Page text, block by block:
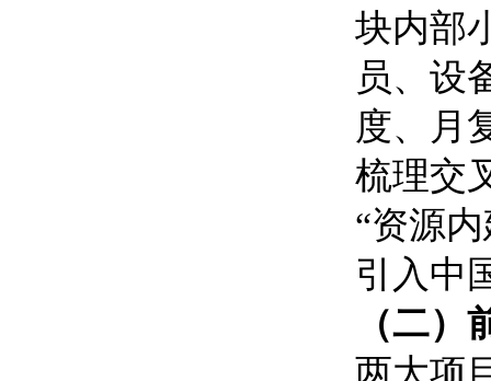
块内部
员、设
度、月
梳理交
“资源
引入中
（二
两大项